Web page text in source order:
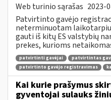
Web turinio sąrašas 2023-
Patvirtinto gavėjo
neterminuotam
gauti iš kitų ES valstybių
prekes, kurioms
patvirtinti gavėjai patvirtintas
patvirtinto gavėjo registravimas
Kai kurie prašymus
gyventojai sulauks